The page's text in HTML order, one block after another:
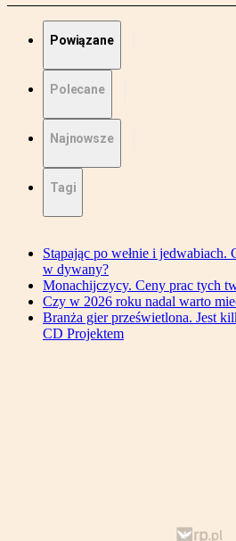
Powiązane
Polecane
Najnowsze
Tagi
Stąpając po wełnie i jedwabiach.
w dywany?
Monachijczycy. Ceny prac tych
Czy w 2026 roku nadal warto
Branża gier prześwietlona. Jest
CD Projektem